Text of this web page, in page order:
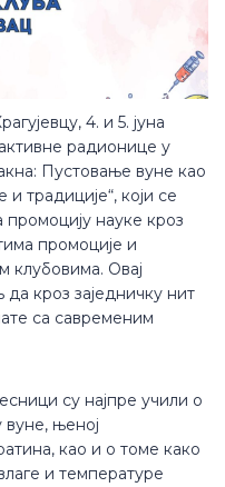
4. и 5. јуна
радионице у
Пустовање вуне као
и традиције“, који се
науке кроз
промоције и
клубовима. Овај
кроз заједничку нит
са савременим
су најпре учили о
њеној
као и о томе како
и температуре